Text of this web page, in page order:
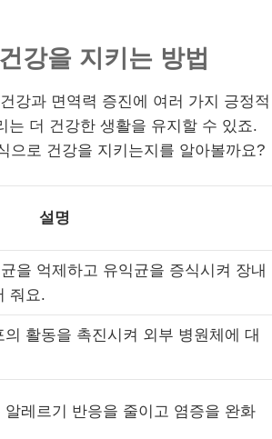
강을 지키는 방법
강과 면역력 증진에 여러 가지 긍정적
는 더 건강한 생활을 유지할 수 있죠.
으로 건강을 지키는지를 알아볼까요?
설명
을 억제하고 유익균을 증식시켜 장내
줘요.
활동을 촉진시켜 외부 병원체에 대
레르기 반응을 줄이고 염증을 완화